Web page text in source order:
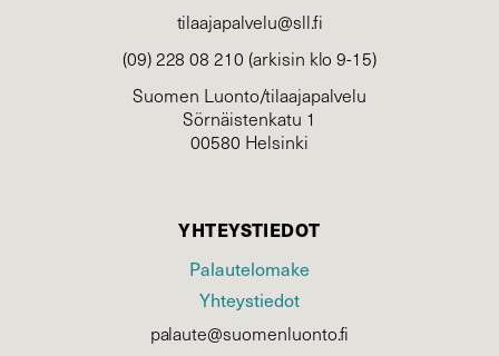
tilaajapalvelu@sll.fi
(09) 228 08 210 (arkisin klo 9-15)
Suomen Luonto/tilaajapalvelu
Sörnäistenkatu 1
00580 Helsinki
YHTEYSTIEDOT
Palautelomake
Yhteystiedot
palaute@suomenluonto.fi